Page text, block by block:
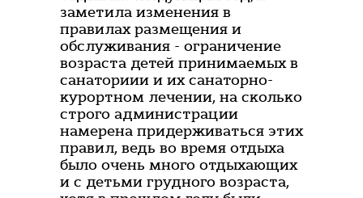
заметила изменения в
правилах размещения и
обслуживания - ограничение
возраста детей принимаемых в
санаториии и их санаторно-
курортном лечении, на сколько
строго администрации
намерена придерживаться этих
правил, ведь во время отдыха
было очень много отдыхающих
и с детьми грудного возраста,